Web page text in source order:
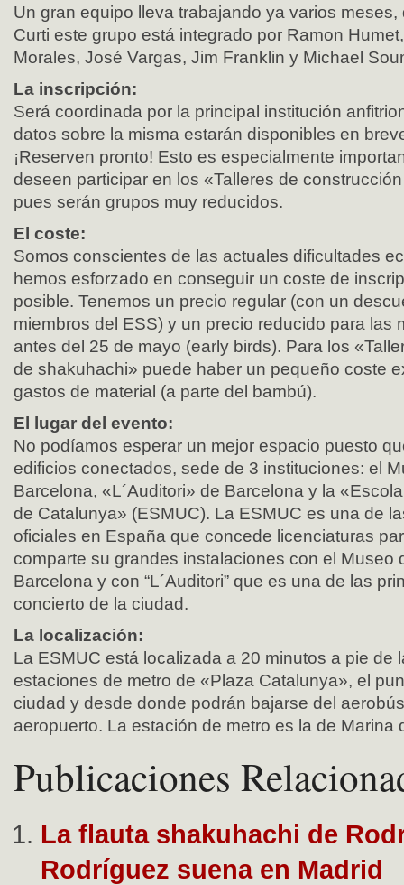
Un gran equipo lleva trabajando ya varios
Curti este grupo está integrado por Ramon
Morales, José Vargas, Jim Franklin y Michael
La inscripción:
Será coordinada por la principal institución
datos sobre la misma estarán disponibles en
¡Reserven pronto! Esto es especialmente
deseen participar en los «Talleres de
pues serán grupos muy reducidos.
El coste:
Somos conscientes de las actuales dificultades
hemos esforzado en conseguir un coste de
posible. Tenemos un precio regular (con un
miembros del ESS) y un precio reducido para las
antes del 25 de mayo (early birds). Para los
de shakuhachi» puede haber un pequeño coste
gastos de material (a parte del bambú).
El lugar del evento:
No podíamos esperar un mejor espacio puesto
edificios conectados, sede de 3 instituciones: el
Barcelona, «L´Auditori» de Barcelona y la
de Catalunya» (ESMUC). La ESMUC es una de
oficiales en España que concede licenciaturas
comparte su grandes instalaciones con el Museo
Barcelona y con “L´Auditori” que es una de las
concierto de la ciudad.
La localización:
La ESMUC está localizada a 20 minutos a pie de
estaciones de metro de «Plaza Catalunya», el
ciudad y desde donde podrán bajarse del
aeropuerto. La estación de metro es la de Marina
Publicaciones
La flauta shakuhachi de
Rodríguez suena en Madrid